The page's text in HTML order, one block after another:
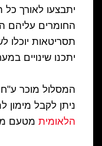
יתבצעו לאורך כל
החומרים עליהם
תסריטאות יוכלו
יתכנו שינויים
המסלול מוכר ע"ח
ניתן לקבל מימון
הלאומית מטעם